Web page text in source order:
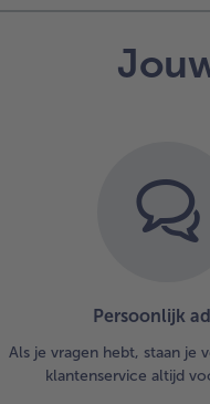
Persoonlijk
Als je vragen hebt, staan je
klantenservice altijd